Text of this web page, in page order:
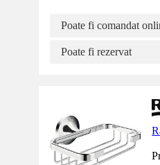
Poate fi comandat
Poate fi rezervat